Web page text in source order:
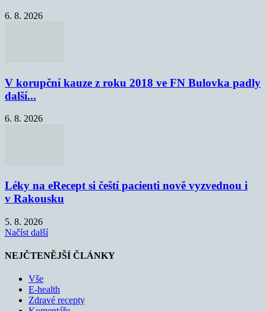
6. 8. 2026
V korupční kauze z roku 2018 ve FN Bulovka padly
další...
6. 8. 2026
Léky na eRecept si čeští pacienti nově vyzvednou i
v Rakousku
5. 8. 2026
Načíst další
NEJČTENĚJŠÍ ČLÁNKY
Vše
E-health
Zdravé recepty